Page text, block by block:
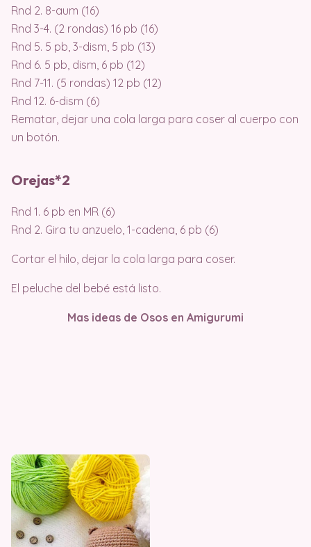
Rnd 2. 8-aum (16)
Rnd 3-4. (2 rondas) 16 pb (16)
Rnd 5. 5 pb, 3-dism, 5 pb (13)
Rnd 6. 5 pb, dism, 6 pb (12)
Rnd 7-11. (5 rondas) 12 pb (12)
Rnd 12. 6-dism (6)
Rematar, dejar una cola larga para coser al cuerpo con
un botón.
Orejas*2
Rnd 1. 6 pb en MR (6)
Rnd 2. Gira tu anzuelo, 1-cadena, 6 pb (6)
Cortar el hilo, dejar la cola larga para coser.
El peluche del bebé está listo.
Mas ideas de Osos en Amigurumi